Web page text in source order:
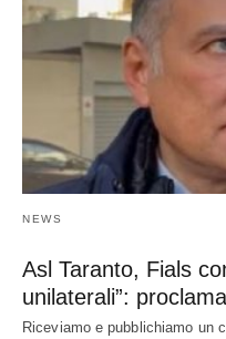
NEWS
Asl Taranto, Fials
unilaterali”:
Riceviamo e pubblichiamo un